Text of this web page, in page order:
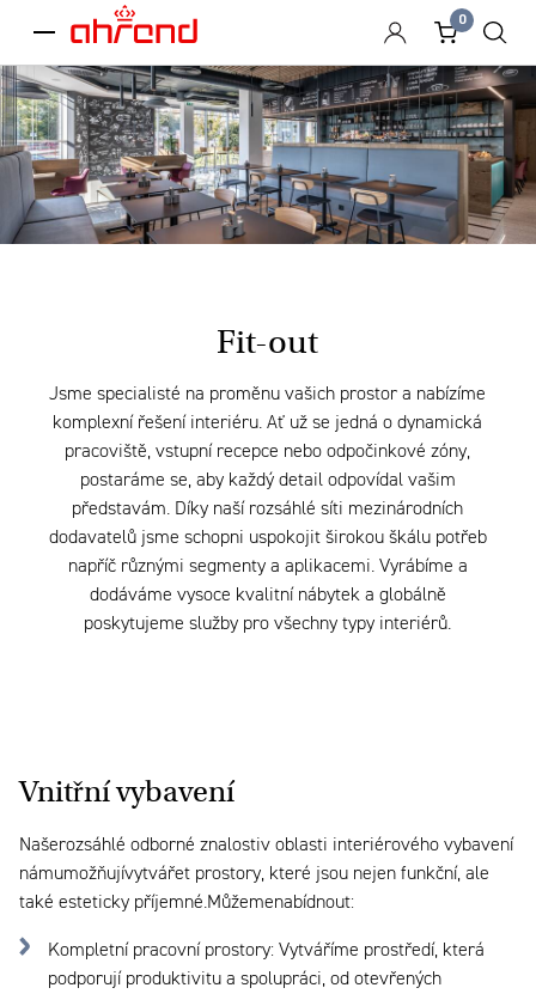
menu
0
Fit-out
Jsme specialisté na proměnu vašich prostor a nabízíme
komplexní řešení interiéru. Ať už se jedná o dynamická
pracoviště, vstupní recepce nebo odpočinkové zóny,
postaráme se, aby každý detail odpovídal vašim
představám. Díky naší rozsáhlé síti mezinárodních
dodavatelů jsme schopni uspokojit širokou škálu potřeb
napříč různými segmenty a aplikacemi. Vyrábíme a
dodáváme vysoce kvalitní nábytek a globálně
poskytujeme služby pro všechny typy interiérů.
Vnitřní vybavení
Našerozsáhlé odborné znalostiv oblasti interiérového vybavení
námumožňujívytvářet prostory, které jsou nejen funkční, ale
také esteticky příjemné.Můžemenabídnout:
Kompletní pracovní prostory: Vytváříme prostředí, která
podporují produktivitu a spolupráci, od otevřených